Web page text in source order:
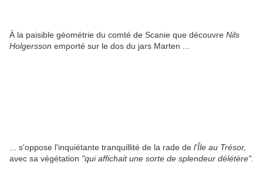
À la paisible géométrie du comté de Scanie que découvre Nils
Holgersson emporté sur le dos du jars Marten ...
... s'oppose l'inquiétante tranquillité de la rade de l'Île au Trésor,
avec sa végétation "qui affichait une sorte de splendeur délétère".